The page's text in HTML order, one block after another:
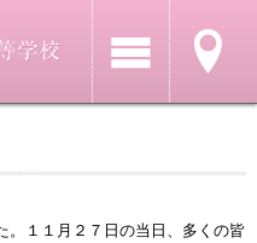
。１１月２７日の当日、多くの皆